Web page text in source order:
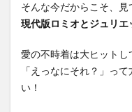
そんな今だからこそ、見
現代版ロミオとジュリエ
愛の不時着は大ヒットし
「えっなにそれ？」っ
い！